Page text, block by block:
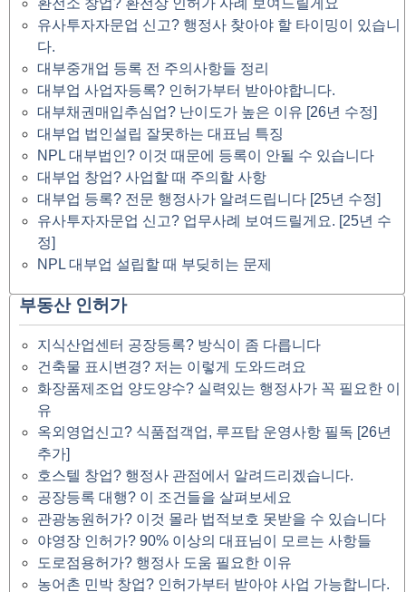
유사투자자문업 신고? 행정사 찾아야 할 타이밍이 있습니
다.
대부중개업 등록 전 주의사항들 정리
대부업 사업자등록? 인허가부터 받아야합니다.
대부채권매입추심업? 난이도가 높은 이유 [26년 수정]
대부업 법인설립 잘못하는 대표님 특징
NPL 대부법인? 이것 때문에 등록이 안될 수 있습니다
대부업 창업? 사업할 때 주의할 사항
대부업 등록? 전문 행정사가 알려드립니다 [25년 수정]
유사투자자문업 신고? 업무사례 보여드릴게요. [25년 수
정]
NPL 대부업 설립할 때 부딪히는 문제
부동산 인허가
지식산업센터 공장등록? 방식이 좀 다릅니다
건축물 표시변경? 저는 이렇게 도와드려요
화장품제조업 양도양수? 실력있는 행정사가 꼭 필요한 이
유
옥외영업신고? 식품접객업, 루프탑 운영사항 필독 [26년
추가]
호스텔 창업? 행정사 관점에서 알려드리겠습니다.
공장등록 대행? 이 조건들을 살펴보세요
관광농원허가? 이것 몰라 법적보호 못받을 수 있습니다
야영장 인허가? 90% 이상의 대표님이 모르는 사항들
도로점용허가? 행정사 도움 필요한 이유
농어촌 민박 창업? 인허가부터 받아야 사업 가능합니다.